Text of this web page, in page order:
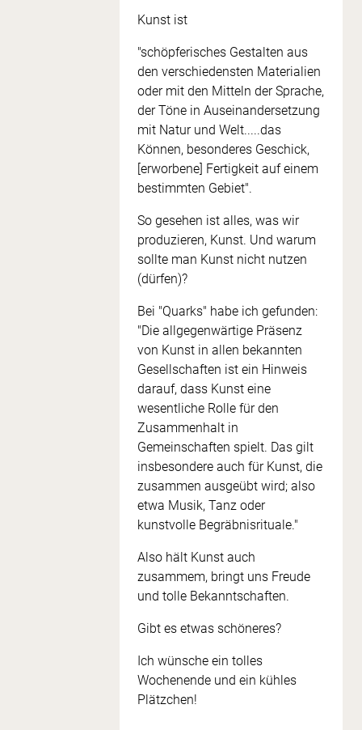
Kunst ist
"schöpferisches Gestalten aus
den verschiedensten Materialien
oder mit den Mitteln der Sprache,
der Töne in Auseinandersetzung
mit Natur und Welt.....das
Können, besonderes Geschick,
[erworbene] Fertigkeit auf einem
bestimmten Gebiet".
So gesehen ist alles, was wir
produzieren, Kunst. Und warum
sollte man Kunst nicht nutzen
(dürfen)?
Bei "Quarks" habe ich gefunden:
"Die allgegenwärtige Präsenz
von Kunst in allen bekannten
Gesellschaften ist ein Hinweis
darauf, dass Kunst eine
wesentliche Rolle für den
Zusammenhalt in
Gemeinschaften spielt. Das gilt
insbesondere auch für Kunst, die
zusammen ausgeübt wird; also
etwa Musik, Tanz oder
kunstvolle Begräbnisrituale."
Also hält Kunst auch
zusammem, bringt uns Freude
und tolle Bekanntschaften.
Gibt es etwas schöneres?
Ich wünsche ein tolles
Wochenende und ein kühles
Plätzchen!